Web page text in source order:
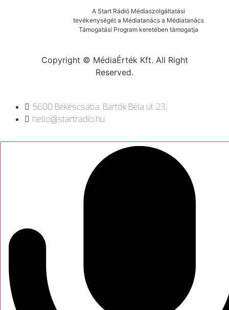
A Start Rádió Médiaszolgáltatási
tevékenységét a Médiatanács a Médiatanács
Támogatási Program keretében támogatja
Copyright © MédiaÉrték Kft. All Right
Reserved.
5600 Békéscsaba, Bartók Béla út 23.
hello@startradio.hu